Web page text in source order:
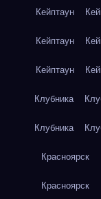
Кейптаун
Кейптаун
Кейптаун
Клубника
Клубника
Красноярск
Красноярск